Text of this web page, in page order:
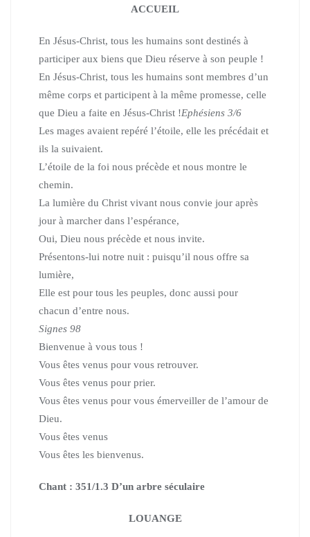
ACCUEIL
En Jésus-Christ, tous les humains sont destinés à
participer aux biens que Dieu réserve à son peuple !
En Jésus-Christ, tous les humains sont membres d’un
même corps et participent à la même promesse, celle
que Dieu a faite en Jésus-Christ !Ephésiens 3/6
Les mages avaient repéré l’étoile, elle les précédait et
ils la suivaient.
L’étoile de la foi nous précède et nous montre le
chemin.
La lumière du Christ vivant nous convie jour après
jour à marcher dans l’espérance,
Oui, Dieu nous précède et nous invite.
Présentons-lui notre nuit : puisqu’il nous offre sa
lumière,
Elle est pour tous les peuples, donc aussi pour
chacun d’entre nous.
Signes 98
Bienvenue à vous tous !
Vous êtes venus pour vous retrouver.
Vous êtes venus pour prier.
Vous êtes venus pour vous émerveiller de l’amour de
Dieu.
Vous êtes venus
Vous êtes les bienvenus.
Chant : 351/1.3 D’un arbre séculaire
LOUANGE